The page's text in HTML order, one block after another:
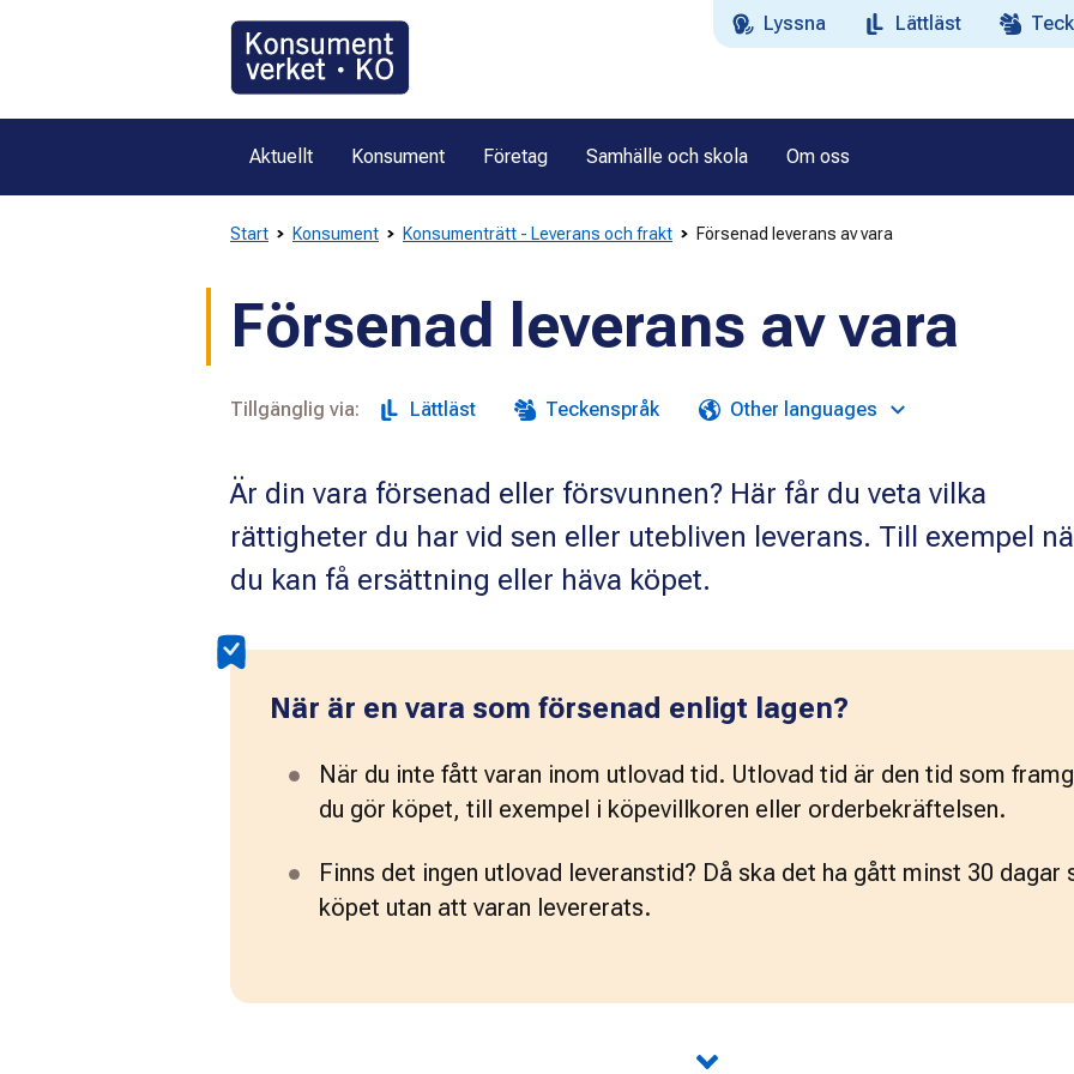
Lyssna Lättläst
Aktuellt Konsument Företag Samhälle och skola Om oss
Start Konsument Konsumenträtt - Leverans och frakt Försenad leverans av vara
Försenad leverans av vara
Tillgänglig via: Lättläst Teckenspråk Other languages
Är din vara försenad eller försvunnen? Här får du veta vilka
rättigheter du har vid sen eller utebliven leverans. Till exempel
du kan få ersättning eller häva köpet.
När är en vara som försenad enligt lagen?
När du inte fått varan inom utlovad tid. Utlovad tid är den tid som
du gör köpet, till exempel i köpevillkoren eller orderbekräftelsen.
Finns det ingen utlovad leveranstid? Då ska det ha gått minst 30 dagar
köpet utan att varan levererats.